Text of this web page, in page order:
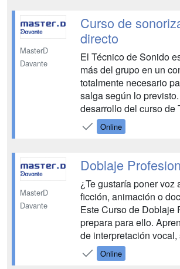
Treintaycinco mm
disposición los
MasterD
Davante
Curso de
directo
El Técnico de Sonido
más del grupo en un
totalmente necesario
salga según lo previsto. En el
desarrollo del curso de
sonido en directo el
los fundamentos físicos
eventos en directo, las
técnico de sonido en los
Online
MasterD
Davante
Doblaje
¿Te gustaría poner voz
ficción, animación o
Este Curso de Doblaje
prepara para ello. Aprenderás técnicas
de interpretación vocal,
dicción y textura de
incluye sesiones de
Online